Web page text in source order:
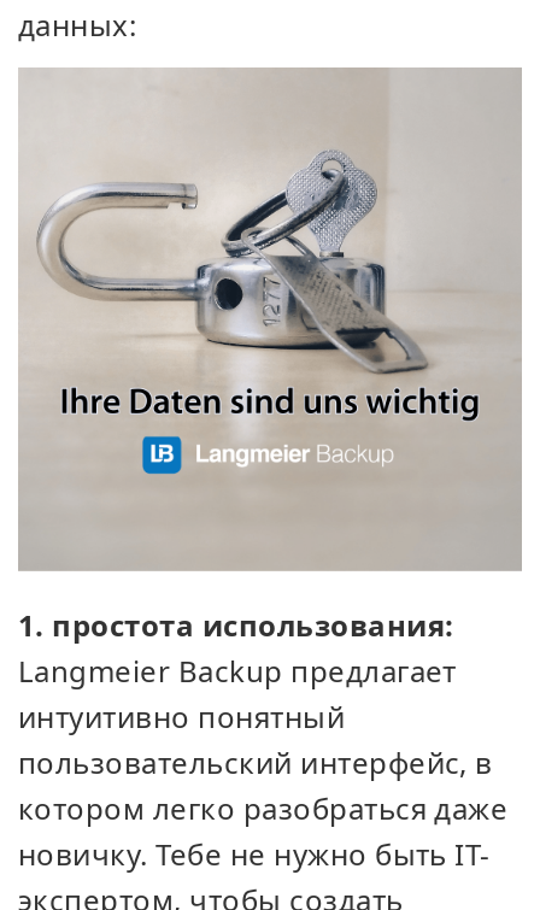
данных:
1. простота использования:
Langmeier Backup предлагает
интуитивно понятный
пользовательский интерфейс, в
котором легко разобраться даже
новичку. Тебе не нужно быть IT-
экспертом, чтобы создать